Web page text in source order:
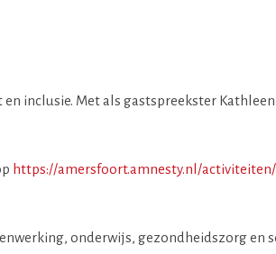
inclusie. Met als gastspreekster Kathleen
https://amersfoort.amnesty.nl/
onderwijs, gezondheidszorg en